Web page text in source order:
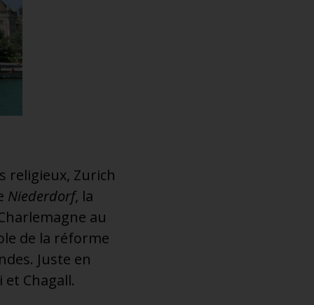
religieux, Zurich
Niederdorf, la
au
de la réforme
Juste en
Chagall.